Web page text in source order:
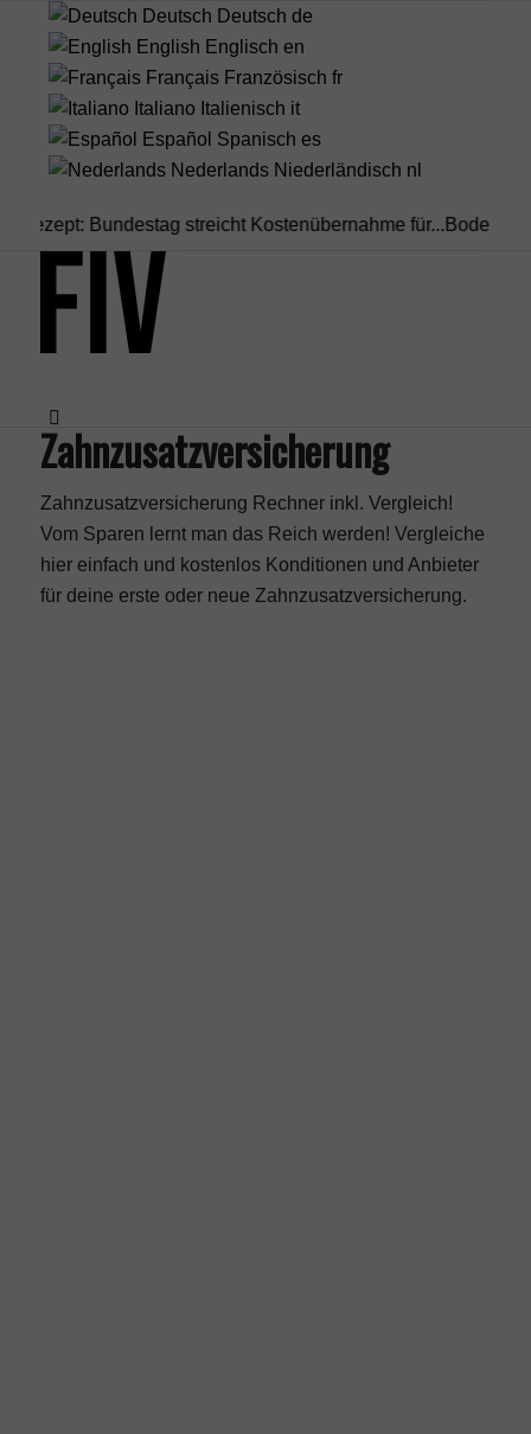
Deutsch Deutsch de
English Englisch en
Français Französisch fr
Italiano Italienisch it
Español Spanisch es
Nederlands Niederländisch nl
Bundestag streicht Kostenübernahme für...
Zahnzusatzversicherung
Zahnzusatzversicherung Rechner inkl. Vergleich!
Vom Sparen lernt man das Reich werden! Vergleiche
hier einfach und kostenlos Konditionen und Anbieter
für deine erste oder neue Zahnzusatzversicherung.